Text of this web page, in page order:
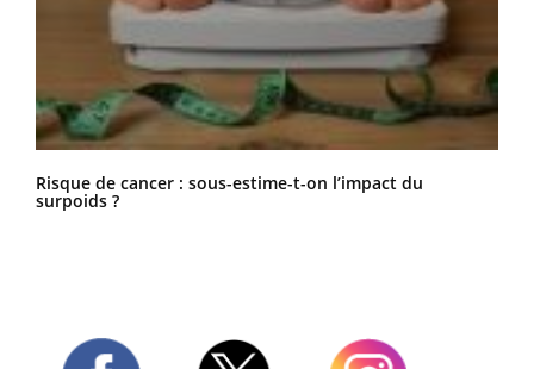
Risque de cancer : sous-estime-t-on l’impact du
surpoids ?